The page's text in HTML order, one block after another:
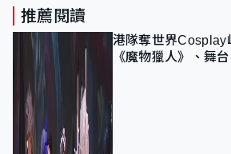
推薦閱讀
港隊奪世界
《魔物獵人》、舞